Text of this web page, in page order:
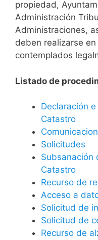
propiedad,
Administración
Administraciones,
deben realizarse
contemplados
Listado de
Declaración
Catastro
Solicitudes
Subsanación
Catastro
Recurso de
Acceso a
Solicitud de
Solicitud de
Recurso de